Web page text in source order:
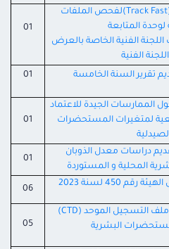
آلية المسار السريع (Track Fast)لفحص الملفات
لوحدة المتابعة
الفنية الخاصة بالعرض
الفنية
01
تقرير السنة الخامسة 01
الممارسات الجيدة للاعتماد
لمتغيرات المستحضرات
01
دراسات معدل الذوبان
المحلية و المستوردة
01
450 لسنة 2023
06
دليل ارشادي لتقديم ملف التسجيل الموحد (CTD)
البشرية
05